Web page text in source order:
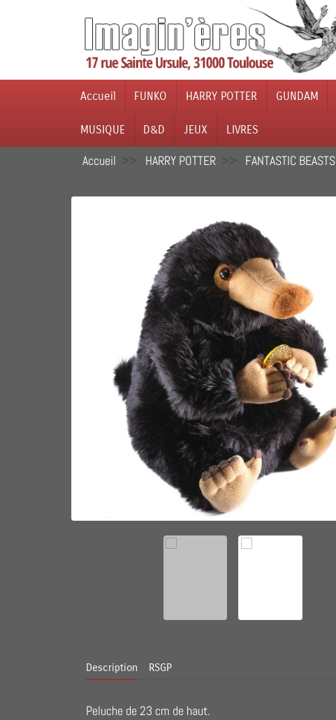
Accueil FUNKO HARRY POTTER GUNDAM
MUSIQUE D&D JEUX LIVRES
Accueil HARRY POTTER FANTASTIC BEASTS
Description RSGP
Peluche de 23 cm de haut.